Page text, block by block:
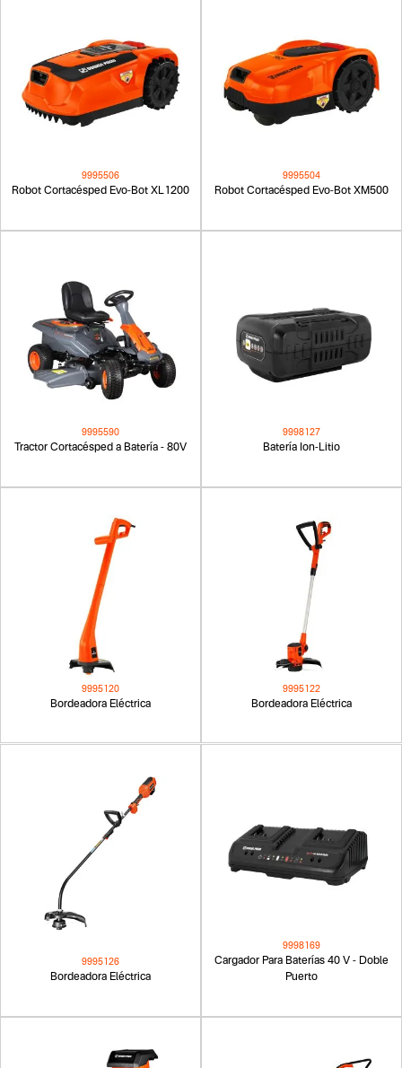
9995506
Robot Cortacésped Evo-Bot XL1200
9995504
Robot Cortacésped Evo-Bot XM500
9995590
Tractor Cortacésped a Batería - 80V
9998127
Batería Ion-Litio
9995120
Bordeadora Eléctrica
9995122
Bordeadora Eléctrica
9995126
Bordeadora Eléctrica
9998169
Cargador Para Baterías 40 V - Doble
Puerto